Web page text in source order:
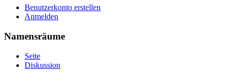
Benutzerkonto erstellen
Anmelden
Namensräume
Seite
Diskussion